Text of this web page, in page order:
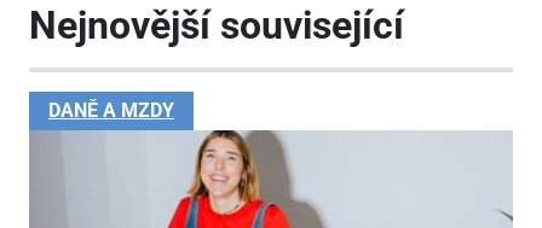
Nejnovější související
DANĚ A MZDY